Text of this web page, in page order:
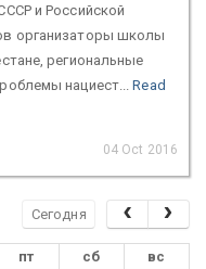
и Российской
организаторы школы
региональные
нациест...Read
04 Oct 2016
Сегодня
пт сб
вс